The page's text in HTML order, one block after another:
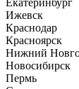
Екатеринбург
Ижевск
Краснодар
Красноярск
Нижний
Новосибирск
Пермь